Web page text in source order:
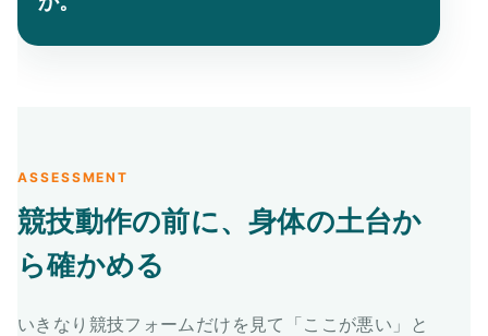
ASSESSMENT
競技動作の前に、身体の土台か
ら確かめる
いきなり競技フォームだけを見て「ここが悪い」と